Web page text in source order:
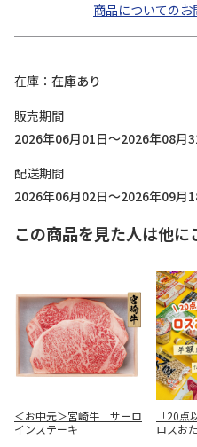
商品についての
在庫
在庫あり
販売期間
2026年06月01日～2026年08月
配送期間
2026年06月02日～2026年09月
この商品を見た人は他
＜お中元＞宮崎牛 サーロ
インステーキ
「20点
ロスお